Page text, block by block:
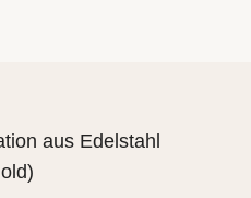
aus Edelstahl